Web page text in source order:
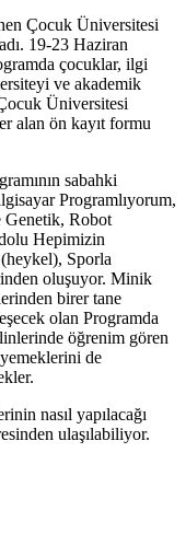
Çocuk Üniversitesi
19-23 Haziran
çocuklar, ilgi
ve akademik
Üniversitesi
alan ön kayıt formu
sabahki
Programlıyorum,
Robot
Hepimizin
Sporla
oluşuyor. Minik
birer tane
olan Programda
öğrenim gören
de
nasıl yapılacağı
ulaşılabiliyor.